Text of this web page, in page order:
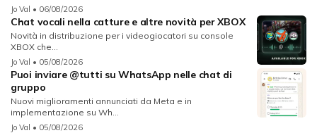
Jo Val • 06/08/2026
Chat vocali nella catture e altre novità per XBOX
Novità in distribuzione per i videogiocatori su console
XBOX che...
Jo Val • 05/08/2026
Puoi inviare @tutti su WhatsApp nelle chat di
gruppo
Nuovi miglioramenti annunciati da Meta e in
implementazione su Wh...
Jo Val • 05/08/2026